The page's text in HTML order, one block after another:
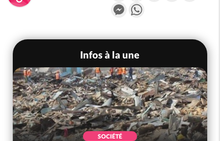
Messenger
Infos à la une
SOCIÉTÉ